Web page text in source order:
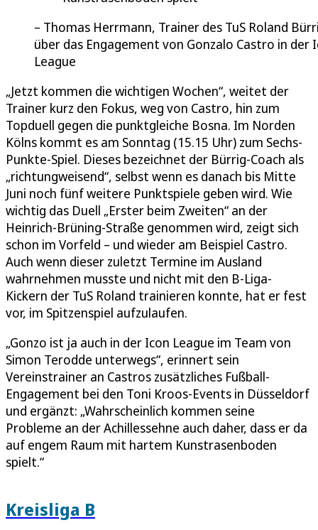
Thomas Herrmann, Trainer des TuS Roland
über das Engagement von Gonzalo Castro in der
League
„Jetzt kommen die wichtigen Wochen“, weitet der
Trainer kurz den Fokus, weg von Castro, hin zum
Topduell gegen die punktgleiche Bosna. Im Norden
Kölns kommt es am Sonntag (15.15 Uhr) zum Sechs-
Punkte-Spiel. Dieses bezeichnet der Bürrig-Coach als
„richtungweisend“, selbst wenn es danach bis Mitte
Juni noch fünf weitere Punktspiele geben wird. Wie
wichtig das Duell „Erster beim Zweiten“ an der
Heinrich-Brüning-Straße genommen wird, zeigt sich
schon im Vorfeld – und wieder am Beispiel Castro.
Auch wenn dieser zuletzt Termine im Ausland
wahrnehmen musste und nicht mit den B-Liga-
Kickern der TuS Roland trainieren konnte, hat er fest
vor, im Spitzenspiel aufzulaufen.
„Gonzo ist ja auch in der Icon League im Team von
Simon Terodde unterwegs“, erinnert sein
Vereinstrainer an Castros zusätzliches Fußball-
Engagement bei den Toni Kroos-Events in Düsseldorf
und ergänzt: „Wahrscheinlich kommen seine
Probleme an der Achillessehne auch daher, dass er da
auf engem Raum mit hartem Kunstrasenboden
spielt.“
Kreisliga B